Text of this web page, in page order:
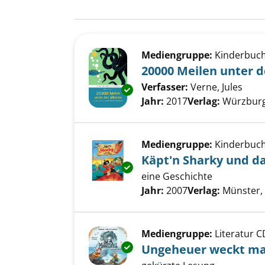
Exemplar-Details von 20000
Mediengruppe:
20000 Meilen unter
Verfasser: Verne, Jules
Jahr: 2017Verlag:
Exemplar-Details von Käpt'n
Mediengruppe:
Käpt'n Sharky und
eine Geschichte
Suche nach diesem
Jahr: 2007Verlag:
Exemplar-Details von
Mediengruppe: Literatur
Ungeheuer weckt